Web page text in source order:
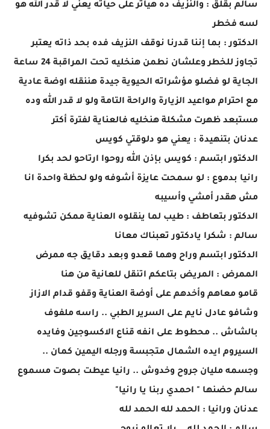
سالم بقلق : والنزيف ده هيأثر على حياته يعني لا قدر الله هو
لسه فخطر
الدكتور : بما إننا قدرنا نوقف النزيف فده بحد ذاته يعتبر
تجاوز للخطر وعلشان نطمن هنخليه تحت المراقبة 24 ساعة
الجاية لو فضلو مؤشراته الحيوية جيدة هننقله اوضة عادية
مع احترام مواعيد الزيارة والراحة التامة ولو لا قدر الله وده
مستبعد ظهرت مشكلة هنخليه فالعناية لفترة أكتر
عدنان بتنهيدة : يعني هو دلوقتي كويس
الدكتور ابتسم : كويس بإذن الله روحوا ارتاحو لحد بكرا
رانيا بدموع : لو سمحت عايزة أشوفه ولو لحظة واحدة انا
مش هقدر أمشي وأسيبه
الدكتور بتعاطف : طيب لما ينقلوه العناية ممكن تشوفيه
سالم : شكرا يادكتور تعبناك معانا
الدكتور ابتسم وراح وهما قعدو وبعد دقايق جه ممرض
الممرض : المريض بتاعكم اتنقل للعانية من هنا
قامو معاهم وأخدهم على أوضة العناية وقفو قدام الازاز
وشافو عادل نايم على السرير الطبي .. راسه ملفوف
بالشاش .. محطوط على انفه قناع الاكسوجين وفايده
السيروم ايده الشمال متجبسة ورجله اليمين كمان ..
وجسمه مليان جروح وخدوش .. رانيا عيطت بصوت مسموع
سالم حضنها " احمدي ربنا يا رانيا"
عدنان ورانيا : الحمد لله الحمد لله